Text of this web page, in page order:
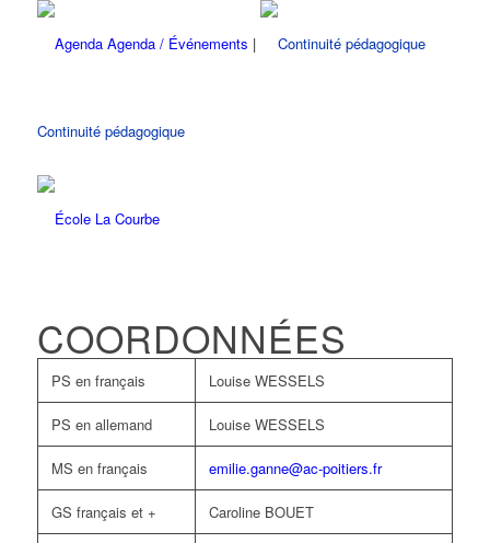
Agenda / Événements |
Continuité pédagogique
COORDONNÉES
PS en français Louise WESSELS
PS en allemand Louise WESSELS
MS en français emilie.ganne@ac-poitiers.fr
GS français et + Caroline BOUET